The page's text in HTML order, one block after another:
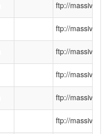
ftp://
ftp://
ftp://
ftp://
ftp://
ftp://